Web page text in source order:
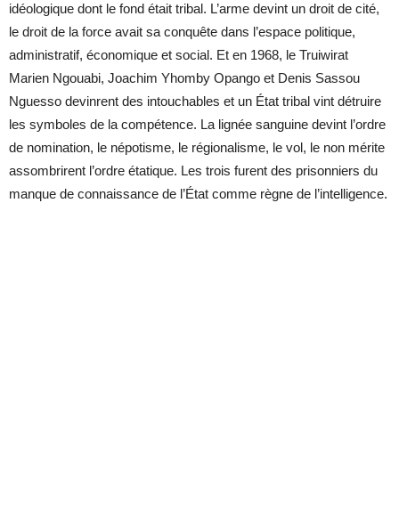
idéologique dont le fond était tribal. L’arme devint un droit de cité,
le droit de la force avait sa conquête dans l’espace politique,
administratif, économique et social. Et en 1968, le Truiwirat
Marien Ngouabi, Joachim Yhomby Opango et Denis Sassou
Nguesso devinrent des intouchables et un État tribal vint détruire
les symboles de la compétence. La lignée sanguine devint l’ordre
de nomination, le népotisme, le régionalisme, le vol, le non mérite
assombrirent l’ordre étatique. Les trois furent des prisonniers du
manque de connaissance de l’État comme règne de l’intelligence.